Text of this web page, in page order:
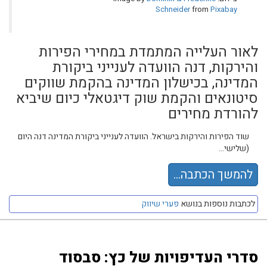
Schneiderfrom Pixabay
לאור העלייה המתמדת במחירי הפירות
והירקות, דנה הוועדה לענייני ביקורת
המדינה, בכישלון המדינה בהקמת שווקים
סיטונאים והקמת שוק דיגטאלי כיום שיביא
להורדת מחירים
שוד הפירות והירקות בישראל. הוועדה לענייני ביקורת המדינה דנה היום
(שלישי...
להמשך הכתבה...
לכתבות נוספות בנושא פערי שיווק
סדרי העדיפויות של כץ: סבסוד